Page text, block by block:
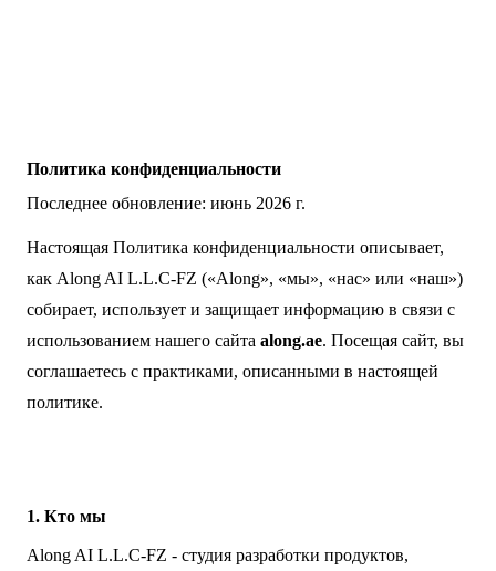
Политика конфиденциальности
Последнее обновление: июнь 2026 г.
Настоящая Политика конфиденциальности описывает,
как Along AI L.L.C-FZ («Along», «мы», «нас» или «наш»)
собирает, использует и защищает информацию в связи с
использованием нашего сайта along.ae. Посещая сайт, вы
соглашаетесь с практиками, описанными в настоящей
политике.
1. Кто мы
Along AI L.L.C-FZ - студия разработки продуктов,